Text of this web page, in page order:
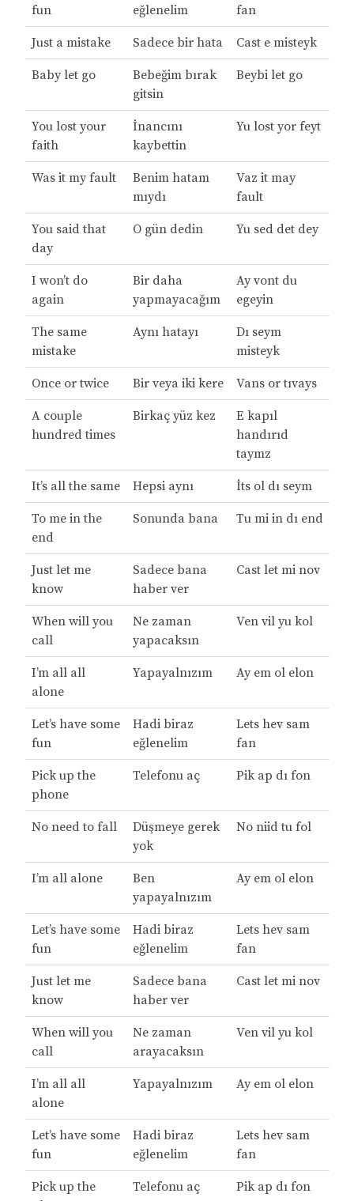
fun eğlenelim fan
Just a mistake Sadece bir hata Cast e misteyk
Baby let go
Bebeğim bırak
gitsin
Beybi let go
You lost your
faith
İnancını
kaybettin
Yu lost yor feyt
Was it my fault
Benim hatam
mıydı
Vaz it may
fault
You said that
day
O gün dedin Yu sed det dey
I won’t do
again
Bir daha
yapmayacağım
Ay vont du
egeyin
The same
mistake
Aynı hatayı
Dı seym
misteyk
Once or twice Bir veya iki kere Vans or tıvays
A couple
hundred times
Birkaç yüz kez
E kapıl
handırıd
taymz
It’s all the same Hepsi aynı İts ol dı seym
To me in the
end
Sonunda bana Tu mi in dı end
Just let me
know
Sadece bana
haber ver
Cast let mi nov
When will you
call
Ne zaman
yapacaksın
Ven vil yu kol
I’m all all
alone
Yapayalnızım Ay em ol elon
Let’s have some
fun
Hadi biraz
eğlenelim
Lets hev sam
fan
Pick up the
phone
Telefonu aç Pik ap dı fon
No need to fall
Düşmeye gerek
yok
No niid tu fol
I’m all alone
Ben
yapayalnızım
Ay em ol elon
Let’s have some
fun
Hadi biraz
eğlenelim
Lets hev sam
fan
Just let me
know
Sadece bana
haber ver
Cast let mi nov
When will you
call
Ne zaman
arayacaksın
Ven vil yu kol
I’m all all
alone
Yapayalnızım Ay em ol elon
Let’s have some
fun
Hadi biraz
eğlenelim
Lets hev sam
fan
Pick up the
Telefonu aç Pik ap dı fon